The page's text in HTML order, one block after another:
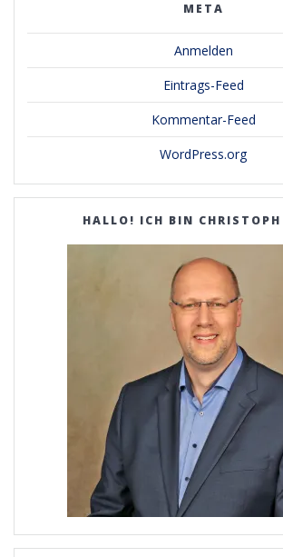
META
Anmelden
Eintrags-Feed
Kommentar-Feed
WordPress.org
HALLO! ICH BIN CHRISTOPH